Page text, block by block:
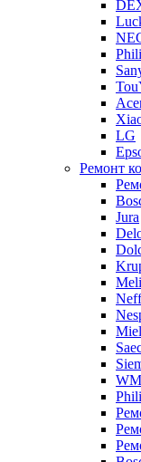
LG
Ремонт
Jura
Neff